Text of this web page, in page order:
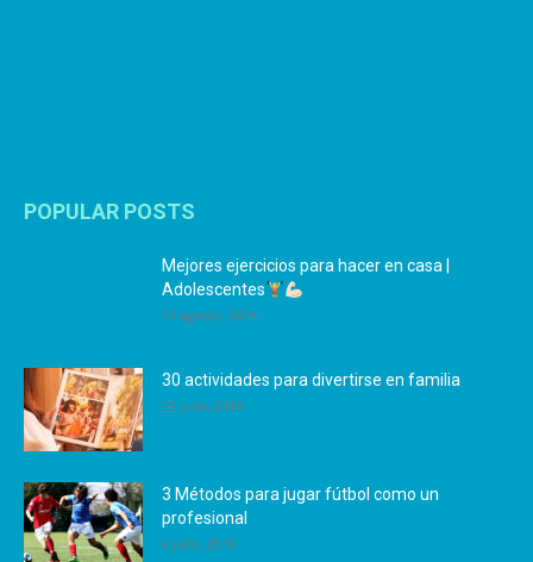
POPULAR POSTS
Mejores ejercicios para hacer en casa |
Adolescentes
12 agosto, 2024
30 actividades para divertirse en familia
25 julio, 2019
3 Métodos para jugar fútbol como un
profesional
4 julio, 2019